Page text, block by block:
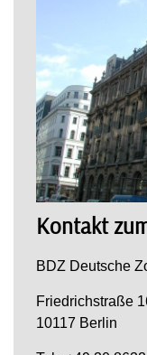
Kontakt
BDZ Deutsche
Friedrichstraße
10117 Berlin